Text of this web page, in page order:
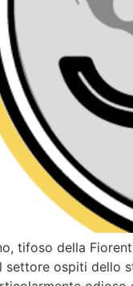
tifoso della
settore ospiti dello